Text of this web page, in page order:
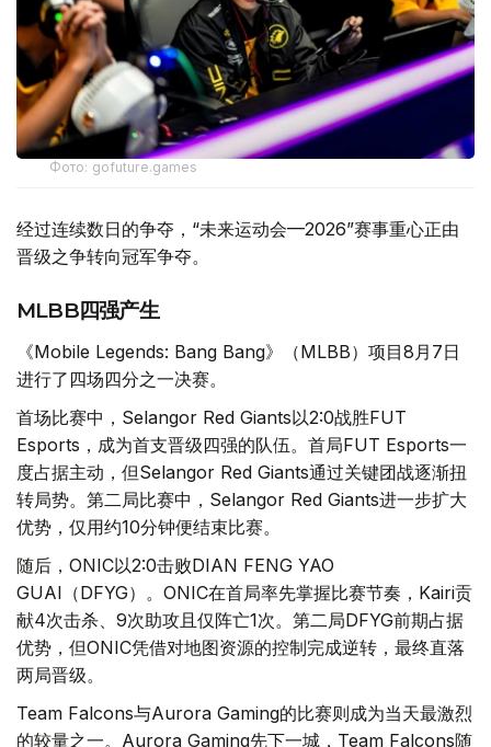
Фото: gofuture.games
经过连续数日的争夺，“未来运动会—2026”赛事重心正由
晋级之争转向冠军争夺。
MLBB四强产生
《Mobile Legends: Bang Bang》（MLBB）项目8月7日
进行了四场四分之一决赛。
首场比赛中，Selangor Red Giants以2:0战胜FUT
Esports，成为首支晋级四强的队伍。首局FUT Esports一
度占据主动，但Selangor Red Giants通过关键团战逐渐扭
转局势。第二局比赛中，Selangor Red Giants进一步扩大
优势，仅用约10分钟便结束比赛。
随后，ONIC以2:0击败DIAN FENG YAO
GUAI（DFYG）。ONIC在首局率先掌握比赛节奏，Kairi贡
献4次击杀、9次助攻且仅阵亡1次。第二局DFYG前期占据
优势，但ONIC凭借对地图资源的控制完成逆转，最终直落
两局晋级。
Team Falcons与Aurora Gaming的比赛则成为当天最激烈
的较量之一。Aurora Gaming先下一城，Team Falcons随